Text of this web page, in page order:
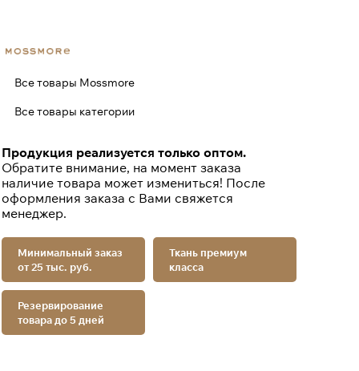
Все товары Mossmore
Все товары категории
Продукция реализуется только оптом.
Обратите внимание, на момент заказа
наличие товара может измениться! После
оформления заказа с Вами свяжется
менеджер.
Минимальный заказ
от 25 тыс. руб.
Ткань премиум
класса
Резервирование
товара до 5 дней